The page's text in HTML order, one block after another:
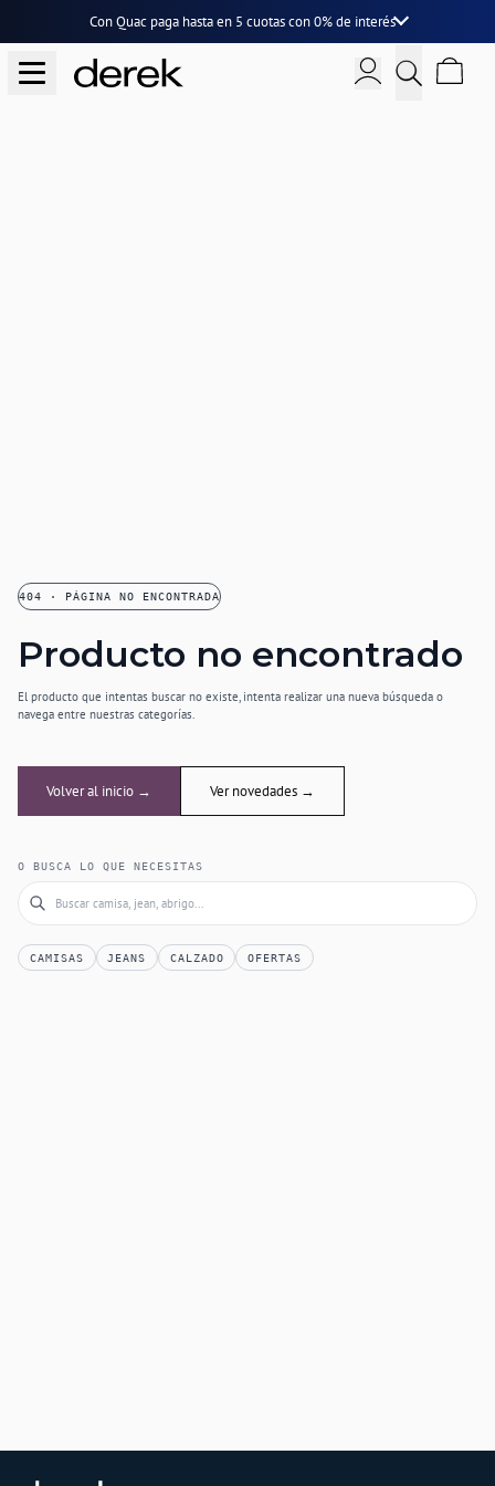
Con Quac paga hasta en 5 cuotascon0% de interés
404 · PÁGINA NO ENCONTRADA
Producto no encontrado
El producto que intentas buscar no existe, intenta realizar una nueva búsqueda o
navega entre nuestras categorías.
Volver al inicio → Ver novedades →
O BUSCA LO QUE NECESITAS
CAMISAS JEANS CALZADO OFERTAS